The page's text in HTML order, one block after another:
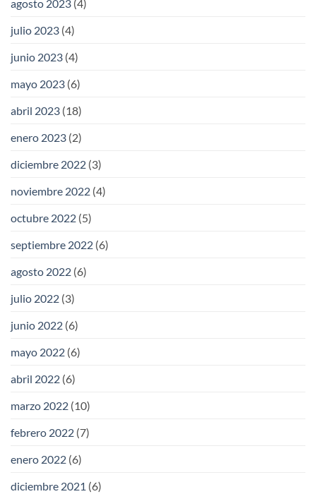
agosto 2023 (4)
julio 2023 (4)
junio 2023 (4)
mayo 2023 (6)
abril 2023 (18)
enero 2023 (2)
diciembre 2022 (3)
noviembre 2022 (4)
octubre 2022 (5)
septiembre 2022 (6)
agosto 2022 (6)
julio 2022 (3)
junio 2022 (6)
mayo 2022 (6)
abril 2022 (6)
marzo 2022 (10)
febrero 2022 (7)
enero 2022 (6)
diciembre 2021 (6)